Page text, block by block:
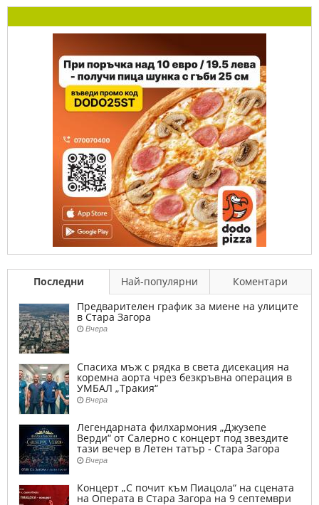
Последни Най-популярни
Коментари
Предварителен график за миене на улиците
в Стара Загора
Вчера
Спасиха мъж с рядка в света дисекация на
коремна аорта чрез безкръвна операция в
УМБАЛ „Тракия“
Вчера
Легендарната филхармония „Джузепе
Верди“ от Салерно с концерт под звездите
тази вечер в Летен татър - Стара Загора
Вчера
Концерт „С почит към Пиацола“ на сцената
на Операта в Стара Загора на 9 септември